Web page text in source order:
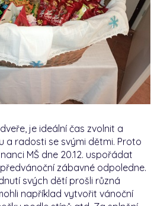
je ideální čas zvolnit a
a radosti se svými dětmi. Proto
MŠ dne 20.12. uspořádat
zábavné odpoledne.
svých dětí prošli různá
například vytvořit vánoční